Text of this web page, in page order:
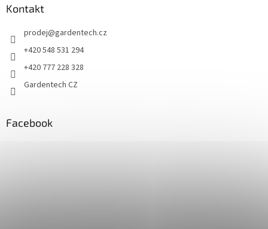
Kontakt
prodej@gardentech.cz
+420 548 531 294
+420 777 228 328
Gardentech CZ
Facebook